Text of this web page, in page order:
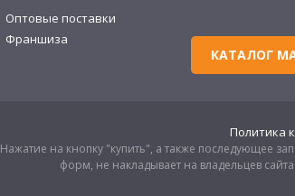
Оптовые поставки
Франшиза
КАТАЛОГ
Политика
Нажатие на кнопку "купить", а также последующее
форм, не накладывает на владельцев